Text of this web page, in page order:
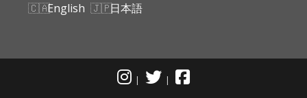
English 日本語